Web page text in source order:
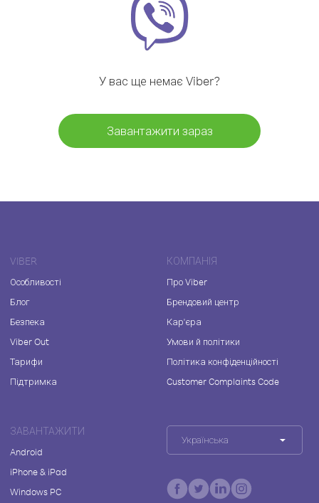
У вас ще немає Viber?
Завантажити зараз
VIBER
Особливості
Блог
Безпека
Viber Out
Тарифи
Підтримка
КОМПАНІЯ
Про Viber
Брендовий центр
Кар'єра
Умови й політики
Політика конфіденційності
Customer Complaints Code
ЗАВАНТАЖИТИ
Android
iPhone & iPad
Windows PC
Українська